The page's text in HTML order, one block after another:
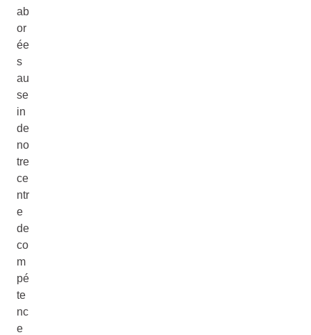
ab
or
ée
s
au
se
in
de
no
tre
ce
ntr
e
de
co
m
pé
te
nc
e